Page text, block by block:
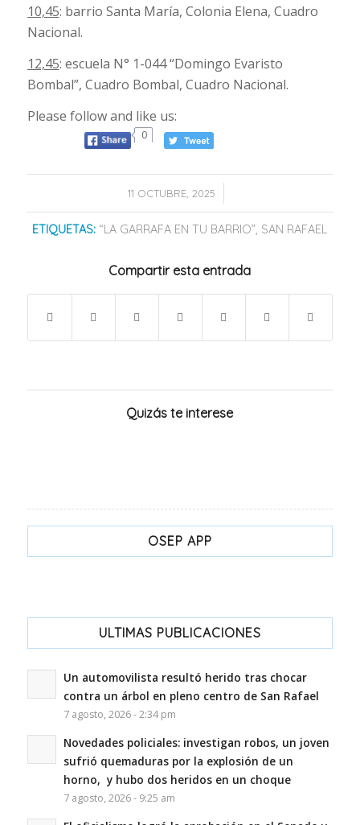
10,45: barrio Santa María, Colonia Elena, Cuadro
Nacional.
12,45: escuela N° 1-044 “Domingo Evaristo
Bombal”, Cuadro Bombal, Cuadro Nacional.
Please follow and like us:
0
11 OCTUBRE, 2025
/
ETIQUETAS: “LA GARRAFA EN TU BARRIO”, SAN RAFAEL
Compartir esta entrada
Quizás te interese
OSEP APP
ULTIMAS PUBLICACIONES
Un automovilista resultó herido tras chocar
contra un árbol en pleno centro de San Rafael
7 agosto, 2026 - 2:34 pm
Novedades policiales: investigan robos, un joven
sufrió quemaduras por la explosión de un
horno, y hubo dos heridos en un choque
7 agosto, 2026 - 9:25 am